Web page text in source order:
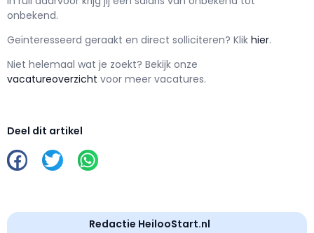
onbekend.
Geïnteresseerd geraakt en direct solliciteren? Klik hier.
Niet helemaal wat je zoekt? Bekijk onze
vacatureoverzicht voor meer vacatures.
Deel dit artikel
Redactie HeilooStart.nl